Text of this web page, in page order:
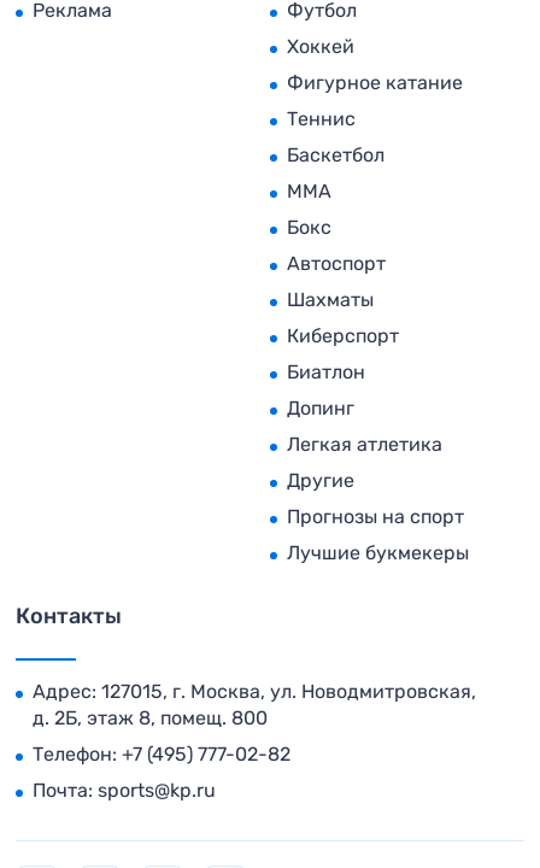
Реклама
Футбол
Хоккей
Фигурное катание
Теннис
Баскетбол
MMA
Бокс
Автоспорт
Шахматы
Киберспорт
Биатлон
Допинг
Легкая атлетика
Другие
Прогнозы на спорт
Лучшие букмекеры
Контакты
Адрес: 127015, г. Москва, ул. Новодмитровская,
д. 2Б, этаж 8, помещ. 800
Телефон: +7 (495) 777-02-82
Почта: sports@kp.ru